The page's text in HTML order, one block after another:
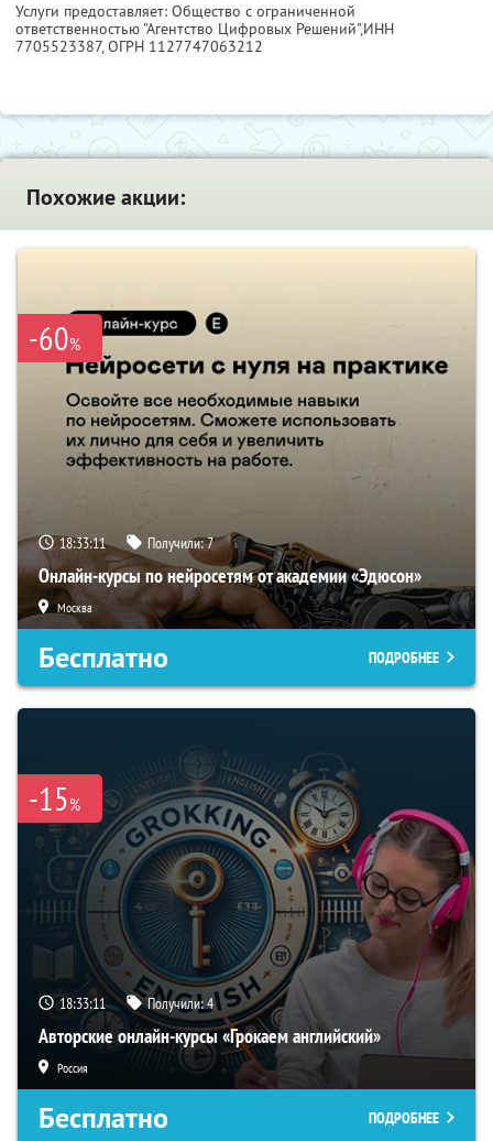
Услуги предоставляет: Общество с ограниченной
ответственностью "Агентство Цифровых Решений",ИНН
7705523387, ОГРН 1127747063212
Похожие акции:
-60%
18:33:10 Получили:7
Онлайн-курсы по нейросетям от академии «Эдюсон»
Москва
Бесплатно ПОДРОБНЕЕ
-15%
18:33:10 Получили:4
Авторские онлайн-курсы «Грокаем английский»
Россия
Бесплатно ПОДРОБНЕЕ